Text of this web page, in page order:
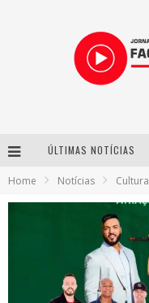
ÚLTIMAS NOTÍCIAS
Home Notícias Cultura